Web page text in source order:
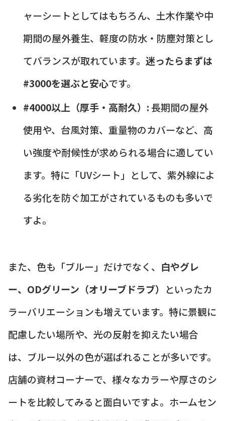
ャーシートとしてはもちろん、土木作業や中
期間の屋外養生、軽度の防水・防塵対策とし
てバランスが取れています。 迷ったらまずは
#3000を選ぶと安心です。
#4000以上（厚手・高耐久）:長期間の屋外
使用や、台風対策、重量物のカバーなど、高
い強度や耐候性が求められる場合に適してい
ます。特に「UVシート」として、紫外線によ
る劣化を防ぐ加工がされているものも多いで
すよ。
また、色も「ブルー」だけでなく、 白やグレ
ー、ODグリーン（オリーブドラブ） といったカ
ラーバリエーションも増えています。特に景観に
配慮したい場所や、光の反射を抑えたい場合
は、ブルー以外の色が選ばれることが多いです。
店舗の資材コーナーで、様々なカラーや厚さのシ
ートを比較してみると面白いですよ。ホームセン